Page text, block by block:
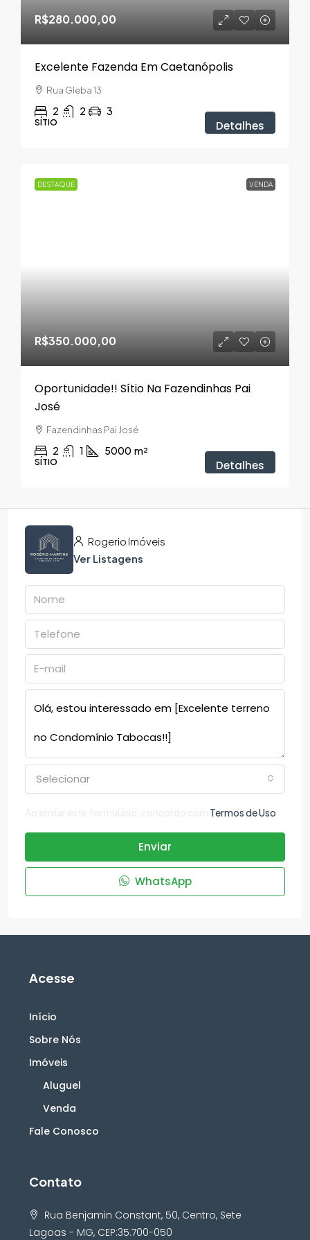
R$280.000,00
Excelente Fazenda Em Caetanópolis
Rua Gleba 13
2 2 3
SÍTIO Detalhes
DESTAQUE VENDA
R$350.000,00
Oportunidade!! Sítio Na Fazendinhas Pai
José
Fazendinhas Pai José
2 1 5000 m²
SÍTIO Detalhes
Rogerio Imóveis
Ver Listagens
Selecionar
Termos de Uso
Enviar
WhatsApp
Acesse
Início
Sobre Nós
Imóveis
Aluguel
Venda
Fale Conosco
Contato
Rua Benjamin Constant, 50, Centro, Sete
Lagoas - MG, CEP:35.700-050